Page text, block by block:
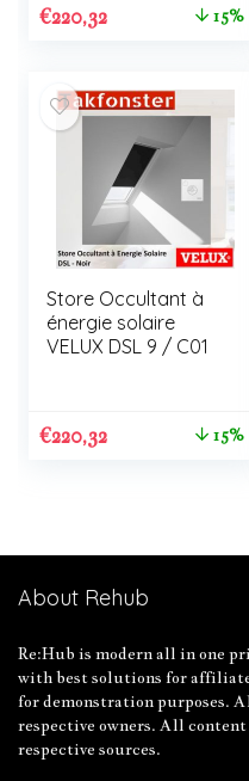
€220,32 15%
Store Occultant à
énergie solaire
VELUX DSL 9 / C01
€220,32 15%
About Rehub
Re:Hub is modern all in one
with best solutions for
for demonstration purposes.
respective owners. All
respective sources.